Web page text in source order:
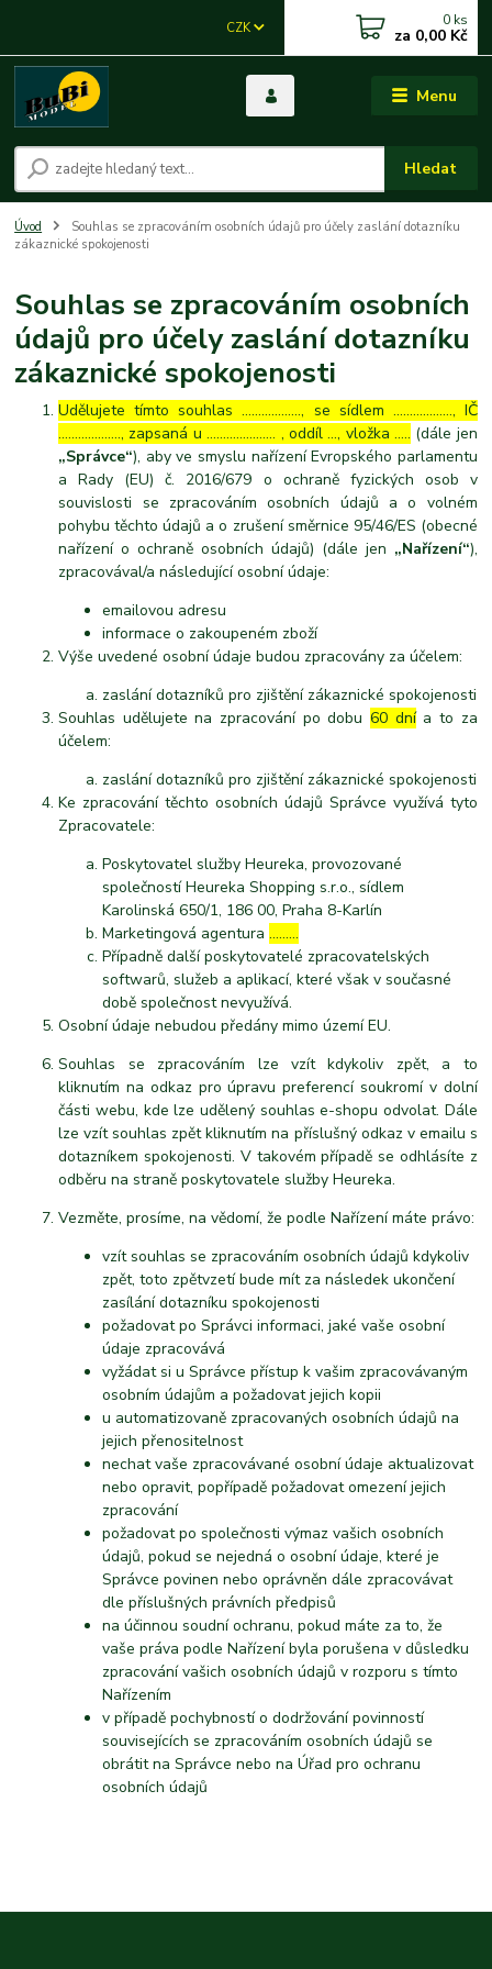
Menu
CZK
Hledat
0 ks
za 0,00 Kč
Úvod
Souhlas se zpracováním osobních údajů pro účely zaslání dotazníku
zákaznické spokojenosti
Souhlas se zpracováním osobních
údajů pro účely zaslání dotazníku
zákaznické spokojenosti
Udělujete tímto souhlas ……………..., se sídlem ………………, IČ
………………., zapsaná u ………………… , oddíl …, vložka ….. (dále jen
„Správce“), aby ve smyslu nařízení Evropského parlamentu
a Rady (EU) č. 2016/679 o ochraně fyzických osob v
souvislosti se zpracováním osobních údajů a o volném
pohybu těchto údajů a o zrušení směrnice 95/46/ES (obecné
nařízení o ochraně osobních údajů) (dále jen „Nařízení“),
zpracovával/a následující osobní údaje:
emailovou adresu
informace o zakoupeném zboží
Výše uvedené osobní údaje budou zpracovány za účelem:
zaslání dotazníků pro zjištění zákaznické spokojenosti
Souhlas udělujete na zpracování po dobu60 dnía to za
účelem:
zaslání dotazníků pro zjištění zákaznické spokojenosti
Ke zpracování těchto osobních údajů Správce využívá tyto
Zpracovatele:
Poskytovatel služby Heureka, provozované
společností Heureka Shopping s.r.o., sídlem
Karolinská 650/1, 186 00, Praha 8-Karlín
Marketingová agentura………
Případně další poskytovatelé zpracovatelských
softwarů, služeb a aplikací, které však v současné
době společnost nevyužívá.
Osobní údaje nebudou předány mimo území EU.
Souhlas se zpracováním lze vzít kdykoliv zpět, a to
kliknutím na odkaz pro úpravu preferencí soukromí v dolní
části webu, kde lze udělený souhlas e-shopu odvolat. Dále
lze vzít souhlas zpět kliknutím na příslušný odkaz v emailu s
dotazníkem spokojenosti. V takovém případě se odhlásíte z
odběru na straně poskytovatele služby Heureka.
Vezměte, prosíme, na vědomí, že podle Nařízení máte právo:
vzít souhlas se zpracováním osobních údajů kdykoliv
zpět, toto zpětvzetí bude mít za následek ukončení
zasílání dotazníku spokojenosti
požadovat po Správci informaci, jaké vaše osobní
údaje zpracovává
vyžádat si u Správce přístup k vašim zpracovávaným
osobním údajům a požadovat jejich kopii
u automatizovaně zpracovaných osobních údajů na
jejich přenositelnost
nechat vaše zpracovávané osobní údaje aktualizovat
nebo opravit, popřípadě požadovat omezení jejich
zpracování
požadovat po společnosti výmaz vašich osobních
údajů, pokud se nejedná o osobní údaje, které je
Správce povinen nebo oprávněn dále zpracovávat
dle příslušných právních předpisů
na účinnou soudní ochranu, pokud máte za to, že
vaše práva podle Nařízení byla porušena v důsledku
zpracování vašich osobních údajů v rozporu s tímto
Nařízením
v případě pochybností o dodržování povinností
souvisejících se zpracováním osobních údajů se
obrátit na Správce nebo na Úřad pro ochranu
osobních údajů